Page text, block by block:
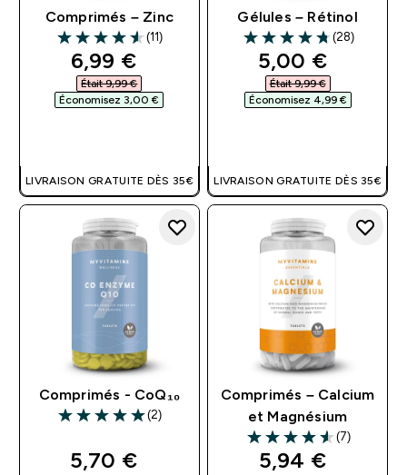
Comprimés – Zinc
4.55 out of 5 stars
(11)
discounted price
6,99 €‎
Était 9,99 €‎
Économisez 3,00 €‎
LIVRAISON GRATUITE DÈS 35€
Gélules – Rétinol
4.75 out of 5 stars
(28)
discounted
5,00 €‎
Était 9,99 €‎
Économisez 4,99 €‎
LIVRAISON GRATUITE DÈS 35€
Comprimés - CoQ₁₀
5 out of 5 stars
(2)
discounted price
5,70 €‎
Comprimés – Calcium
et Magnésium
4.57 out of 5 stars
(7)
discounted
5,94 €‎